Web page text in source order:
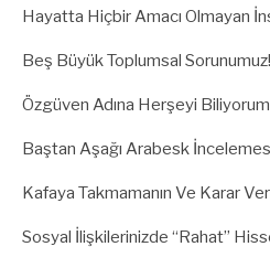
Hayatta Hiçbir Amacı Olmayan
Beş Büyük Toplumsal Sorunumuz!
Özgüven Adına Herşeyi
Baştan Aşağı Arabesk
Kafaya Takmamanın Ve Karar
Sosyal İlişkilerinizde “Rahat”